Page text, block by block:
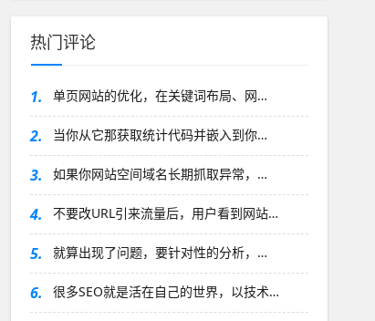
热门评论
1. 单页网站的优化，在关键词布局、网…
2. 当你从它那获取统计代码并嵌入到你…
3. 如果你网站空间域名长期抓取异常，…
4. 不要改URL引来流量后，用户看到网站…
5. 就算出现了问题，要针对性的分析，…
6. 很多SEO就是活在自己的世界，以技术…